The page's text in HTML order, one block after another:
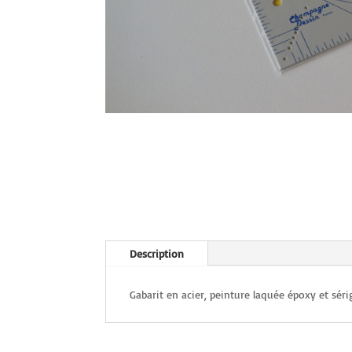
Description
Gabarit en acier, peinture laquée époxy et